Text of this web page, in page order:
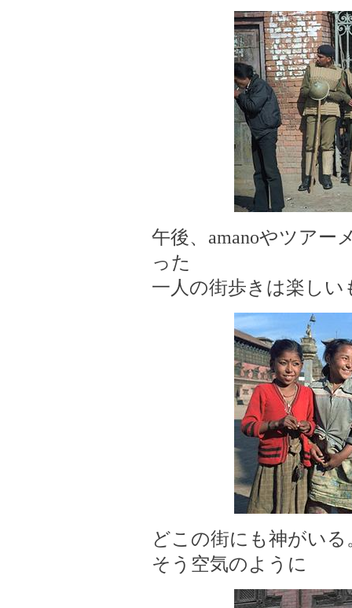
午後、amanoやツアー
った
一人の街歩きは楽しい
どこの街にも神がいる
そう空気のように